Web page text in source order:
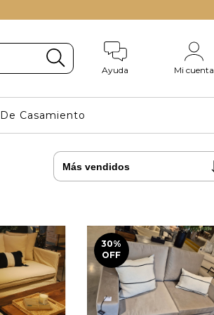
Ayuda Mi cuenta
Casamiento
30%
OFF